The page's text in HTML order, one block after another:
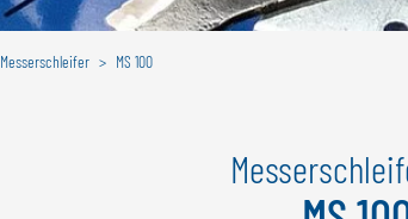
Messerschleifer MS 100